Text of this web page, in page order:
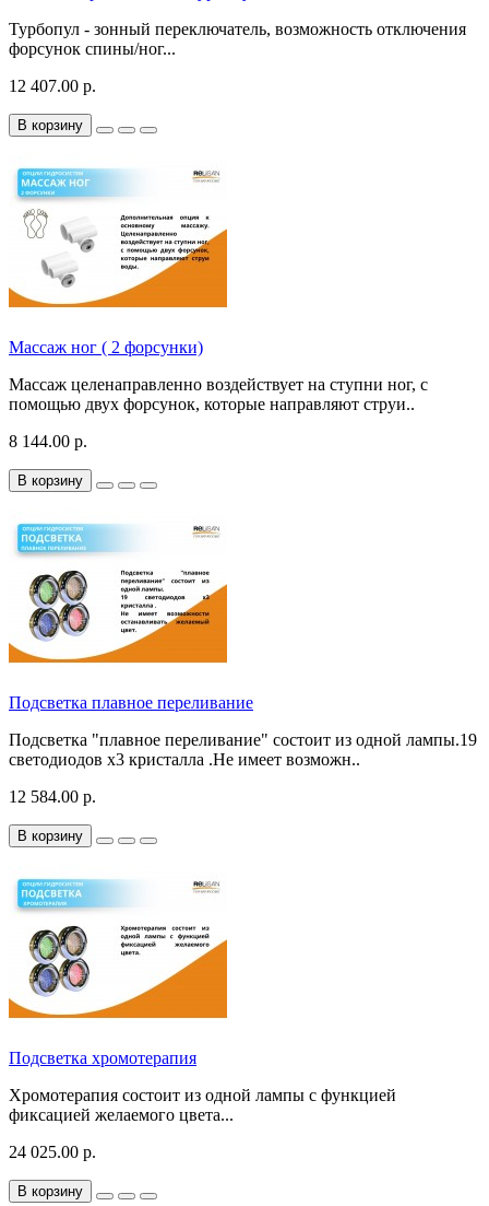
Турбопул - зонный переключатель, возможность отключения
форсунок спины/ног...
12 407.00 р.
В корзину
Массаж ног ( 2 форсунки)
Массаж целенаправленно воздействует на ступни ног, с
помощью двух форсунок, которые направляют струи..
8 144.00 р.
В корзину
Подсветка плавное переливание
Подсветка "плавное переливание" состоит из одной лампы.19
светодиодов х3 кристалла .Не имеет возможн..
12 584.00 р.
В корзину
Подсветка хромотерапия
Хромотерапия состоит из одной лампы с функцией
фиксацией желаемого цвета...
24 025.00 р.
В корзину